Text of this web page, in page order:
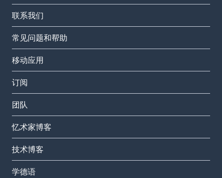
联系我们
常见问题和帮助
移动应用
订阅
团队
忆术家博客
技术博客
学德语